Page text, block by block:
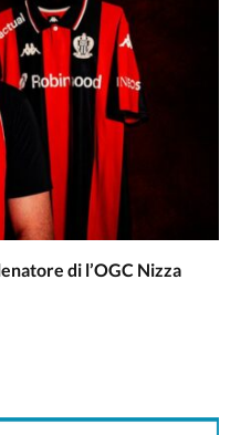
di l’OGC Nizza